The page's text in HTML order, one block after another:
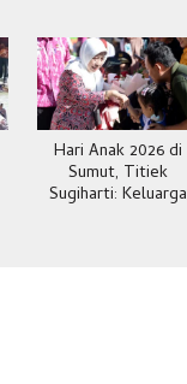
Hari Anak 2026 di
Sumut, Titiek
Sugiharti: Keluarga